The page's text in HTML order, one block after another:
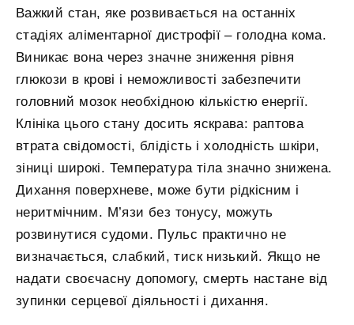
Важкий стан, яке розвивається на останніх
стадіях аліментарної дистрофії – голодна кома.
Виникає вона через значне зниження рівня
глюкози в крові і неможливості забезпечити
головний мозок необхідною кількістю енергії.
Клініка цього стану досить яскрава: раптова
втрата свідомості, блідість і холодність шкіри,
зіниці широкі. Температура тіла значно знижена.
Дихання поверхневе, може бути рідкісним і
неритмічним. М’язи без тонусу, можуть
розвинутися судоми. Пульс практично не
визначається, слабкий, тиск низький. Якщо не
надати своєчасну допомогу, смерть настане від
зупинки серцевої діяльності і дихання.